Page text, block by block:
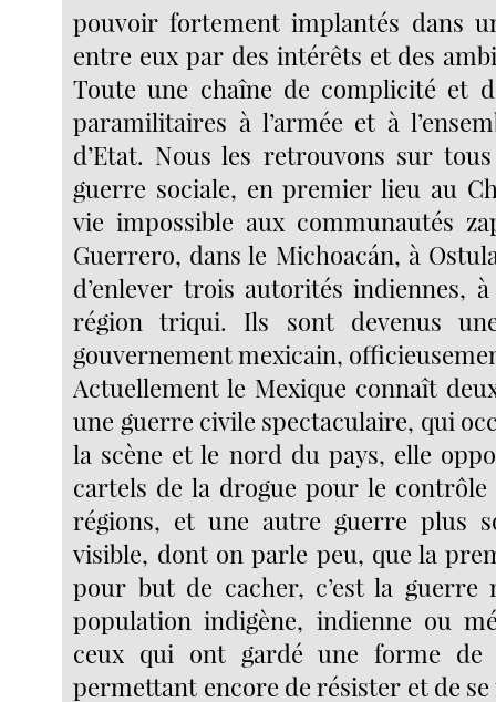
pouvoir fortement implantés dans
entre eux par des intérêts et des
Toute une chaîne de complicité et
paramilitaires à l’armée et à
d’Etat. Nous les retrouvons sur
guerre sociale, en premier lieu au
vie impossible aux communautés
Guerrero, dans le Michoacán, à
d’enlever trois autorités indiennes,
région triqui. Ils sont devenus
gouvernement mexicain,
Actuellement le Mexique connaît
une guerre civile spectaculaire, qui
la scène et le nord du pays, elle
cartels de la drogue pour le contrôle
régions, et une autre guerre plus
visible, dont on parle peu, que la
pour but de cacher, c’est la guerre
population indigène, indienne ou
ceux qui ont gardé une forme de
permettant encore de résister et de